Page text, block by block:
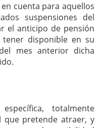
cuenta para aquellos
suspensiones del
el anticipo de pensión
disponible en su
mes anterior dicha
totalmente
que pretende atraer, y